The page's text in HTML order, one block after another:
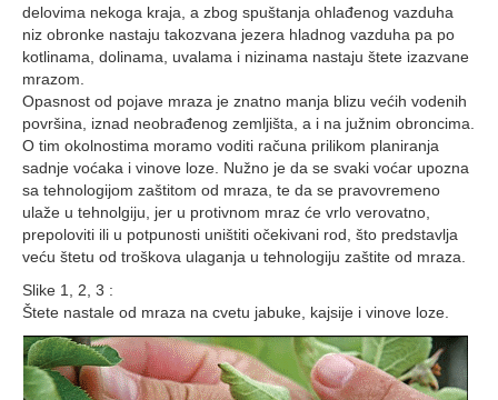
delovima nekoga kraja, a zbog spuštanja ohlađenog vazduha
niz obronke nastaju takozvana jezera hladnog vazduha pa po
kotlinama, dolinama, uvalama i nizinama nastaju štete izazvane
mrazom.
Opasnost od pojave mraza je znatno manja blizu većih vodenih
površina, iznad neobrađenog zemljišta, a i na južnim obroncima.
O tim okolnostima moramo voditi računa prilikom planiranja
sadnje voćaka i vinove loze. Nužno je da se svaki voćar upozna
sa tehnologijom zaštitom od mraza, te da se pravovremeno
ulaže u tehnolgiju, jer u protivnom mraz će vrlo verovatno,
prepoloviti ili u potpunosti uništiti očekivani rod, što predstavlja
veću štetu od troškova ulaganja u tehnologiju zaštite od mraza.
Slike 1, 2, 3 :
Štete nastale od mraza na cvetu jabuke, kajsije i vinove loze.